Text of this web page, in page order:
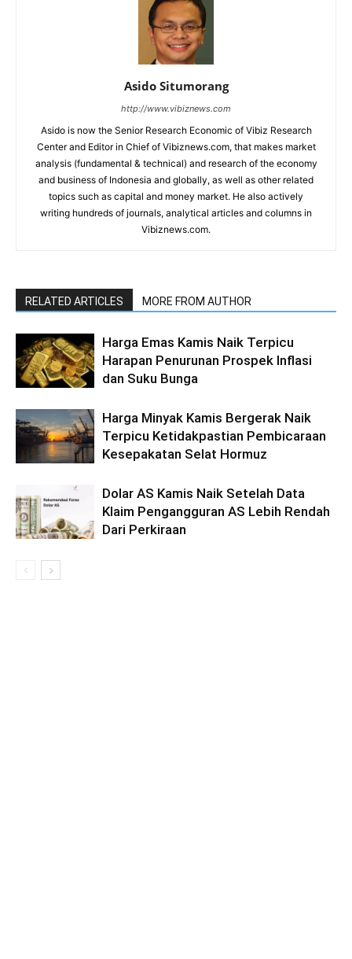
Asido Situmorang
http://www.vibiznews.com
Asido is now the Senior Research Economic of Vibiz Research
Center and Editor in Chief of Vibiznews.com, that makes market
analysis (fundamental & technical) and research of the economy
and business of Indonesia and globally, as well as other related
topics such as capital and money market. He also actively
writing hundreds of journals, analytical articles and columns in
Vibiznews.com.
RELATED ARTICLES MORE FROM AUTHOR
Harga Emas Kamis Naik Terpicu
Harapan Penurunan Prospek Inflasi
dan Suku Bunga
Harga Minyak Kamis Bergerak Naik
Terpicu Ketidakpastian Pembicaraan
Kesepakatan Selat Hormuz
Dolar AS Kamis Naik Setelah Data
Klaim Pengangguran AS Lebih Rendah
Dari Perkiraan